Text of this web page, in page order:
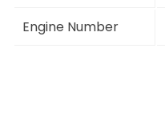
Engine Number